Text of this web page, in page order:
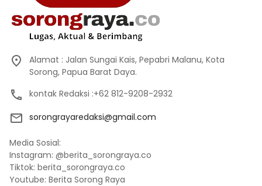
Alamat : Jalan Sungai Kais, Pepabri Malanu, Kota
Sorong, Papua Barat Daya.
kontak Redaksi :+62 812-9208-2932
sorongrayaredaksi@gmail.com
Media Sosial:
Instagram: @berita_sorongraya.co
Tiktok: berita_sorongraya.co
Youtube: Berita Sorong Raya